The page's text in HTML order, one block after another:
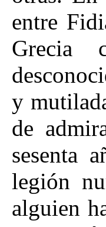
entre
Grecia
y
de
sesenta
legión
alguien